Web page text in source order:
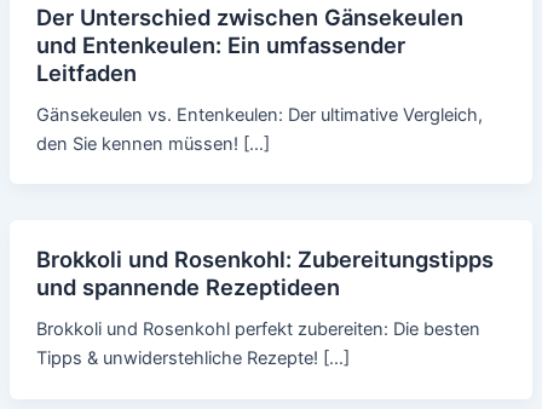
Der Unterschied zwischen Gänsekeulen
und Entenkeulen: Ein umfassender
Leitfaden
Gänsekeulen vs. Entenkeulen: Der ultimative Vergleich,
den Sie kennen müssen! […]
Brokkoli und Rosenkohl: Zubereitungstipps
und spannende Rezeptideen
Brokkoli und Rosenkohl perfekt zubereiten: Die besten
Tipps & unwiderstehliche Rezepte! […]